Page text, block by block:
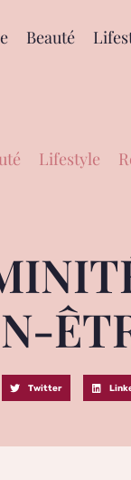
Beauté
Lifestyle
Twitter